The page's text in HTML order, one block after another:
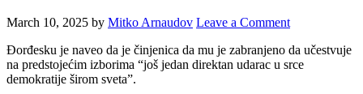
March 10, 2025 by Mitko Arnaudov Leave a Comment
Đorđesku je naveo da je činjenica da mu je zabranjeno da učestvuje
na predstojećim izborima “još jedan direktan udarac u srce
demokratije širom sveta”.